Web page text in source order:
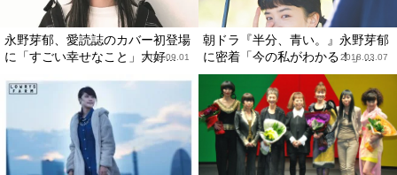
永野芽郁、愛読誌のカバー初登場
に「すごい幸せなこと」大好...
2018.09.01
朝ドラ『半分、青い。』永野芽郁
に密着「今の私がわかる！」...
2018.03.07